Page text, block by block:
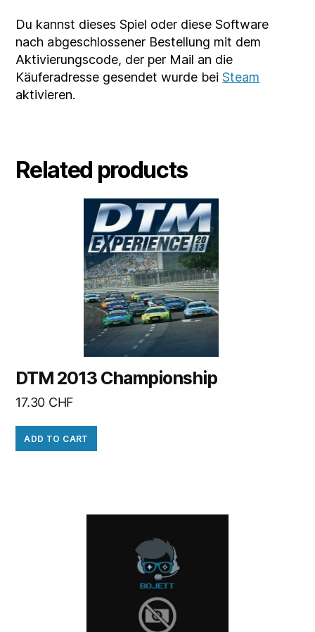
Du kannst dieses Spiel oder diese Software
nach abgeschlossener Bestellung mit dem
Aktivierungscode, der per Mail an die
Käuferadresse gesendet wurde beiSteam
aktivieren.
Related products
DTM 2013 Championship
17.30 CHF
ADD TO CART